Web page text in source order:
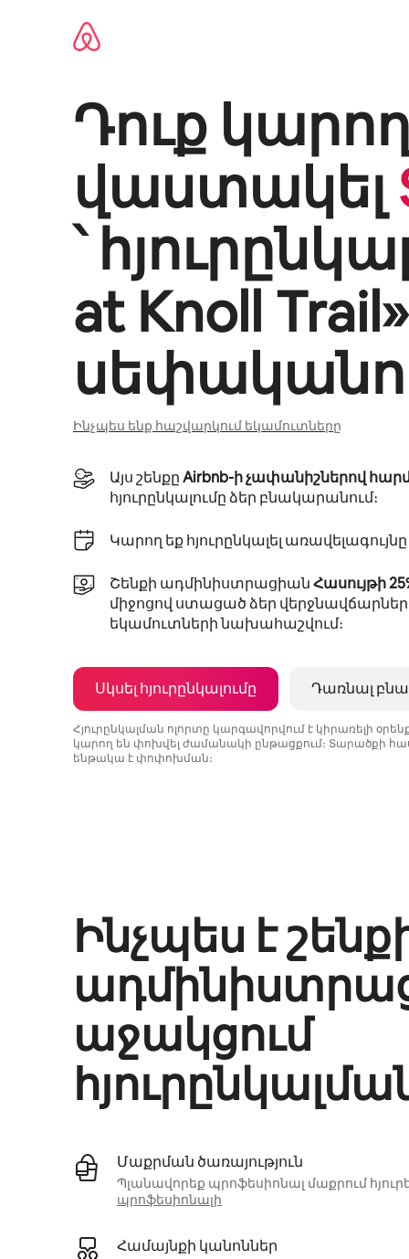
բովանդակությանը
Դուք
վաստակել
՝
at Knoll Trail»
Ինչպես ենք հաշվարկում եկամուտները
Այս շենքըAirbnb-ի չափանիշներով
հյուրընկալումը ձեր բնակարանում։
Կարող եք հյուրընկալել առավելագույնը
Շենքի ադմինիստրացիանՀասույթի
միջոցով ստացած ձեր
եկամուտների նախահաշվում։
Սկսել հյուրընկալումը Դառնալ
Հյուրընկալման ոլորտը կարգավորվում է կիրառելի
կարող են փոխվել ժամանակի ընթացքում։ Տարածքի
ենթակա է փոփոխման։
Ինչպես է
աջակցում
Մաքրման ծառայություն
Պլանավորեք պրոֆեսիոնալ մաքրում
պրոֆեսիոնալի
Համայնքի կանոններ